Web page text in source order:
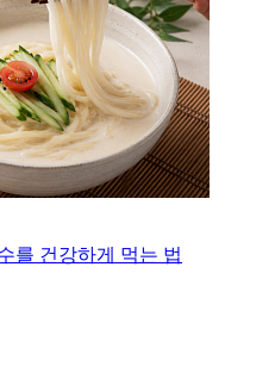
를 건강하게 먹는 법